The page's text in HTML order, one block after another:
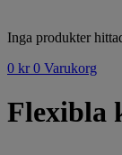
Inga produkter
0 kr 0 Varukorg
Flexibla